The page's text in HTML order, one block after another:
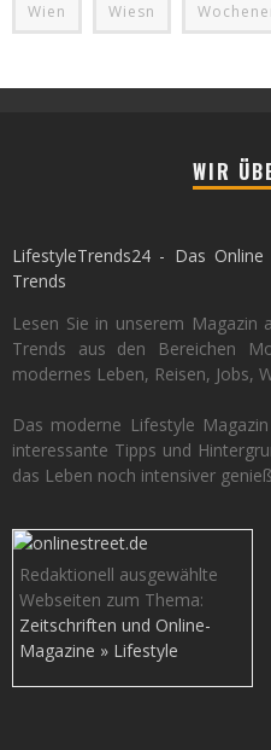
Wien Wiesn
WIR
LifestyleTrends24 - Das
Trends
Lesen Sie in unserem Magazin
Trends aus den Bereichen
modernes Leben, Reisen, Jobs,
Das moderne Lifestyle
interessante Tipps und
das Leben noch intensiver
Redaktionell ausgewählte
Webseiten zum Thema:
Zeitschriften und Online-
Magazine » Lifestyle